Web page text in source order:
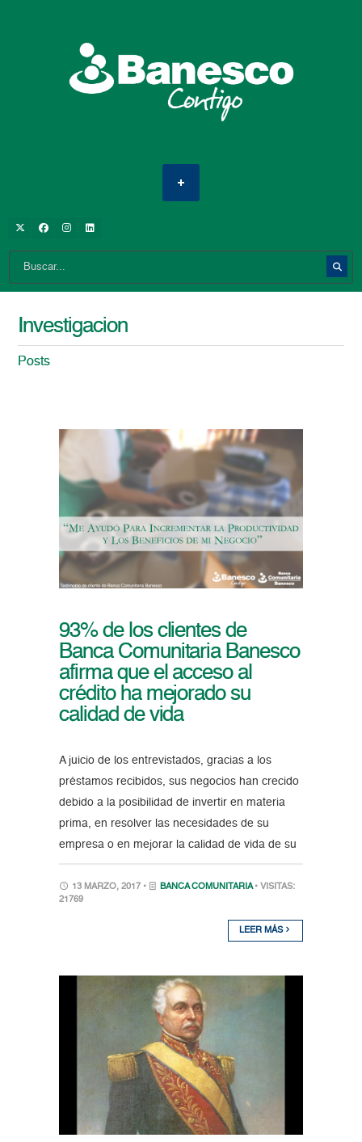
Investigacion
Posts
93% de los clientes de
Banca Comunitaria Banesco
afirma que el acceso al
crédito ha mejorado su
calidad de vida
A juicio de los entrevistados, gracias a los
préstamos recibidos, sus negocios han crecido
debido a la posibilidad de invertir en materia
prima, en resolver las necesidades de su
empresa o en mejorar la calidad de vida de su
13 MARZO, 2017 • BANCA COMUNITARIA • VISITAS:
21769
LEER MÁS